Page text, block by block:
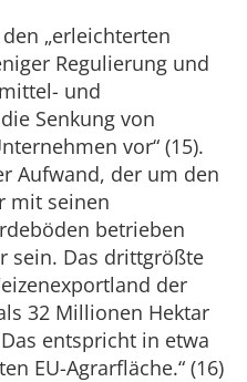
„erleichterten
Regulierung und
und
Senkung von
vor“ (15).
Aufwand, der um den
mit seinen
betrieben
sein. Das drittgrößte
der
32 Millionen Hektar
entspricht in etwa
EU-Agrarfläche.“ (16)